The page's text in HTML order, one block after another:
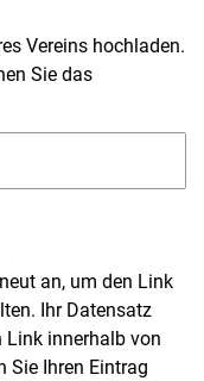
Vereins hochladen.
Sie das
an, um den Link
Ihr Datensatz
Link innerhalb von
Sie Ihren Eintrag